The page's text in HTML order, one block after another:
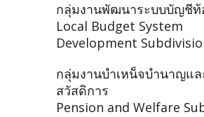
กลุ่มงานพัฒนาระบบบัญชีท้
Local Budget System
Development
กลุ่มงานบำเหน็จบำนาญแล
สวัสดิการ
Pension and Welfare